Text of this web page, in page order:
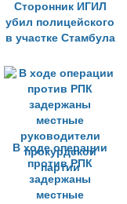
Сторонник ИГИЛ
убил полицейского
в участке Стамбула
В ходе операции
против РПК
задержаны
местные